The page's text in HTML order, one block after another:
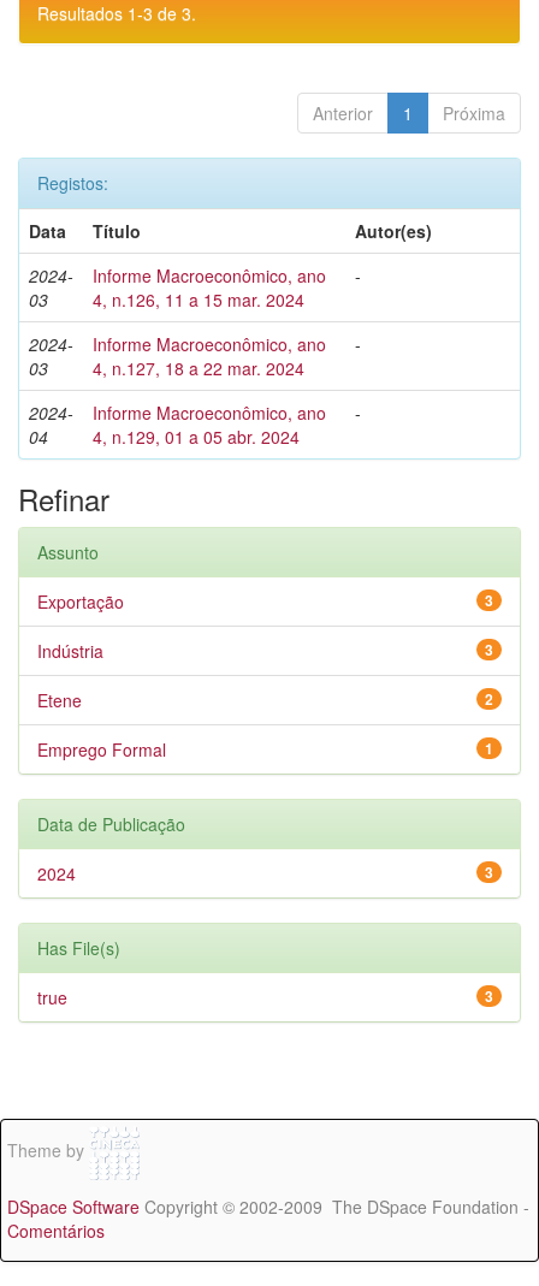
Resultados 1-3 de 3.
Anterior 1 Próxima
Registos:
Data
Título
Autor(es)
2024-
03
Informe Macroeconômico, ano
4, n.126, 11 a 15 mar. 2024
-
2024-
03
Informe Macroeconômico, ano
4, n.127, 18 a 22 mar. 2024
-
2024-
04
Informe Macroeconômico, ano
4, n.129, 01 a 05 abr. 2024
-
Refinar
Assunto
3
Exportação
3
Indústria
2
Etene
1
Emprego Formal
Data de Publicação
3
2024
Has File(s)
3
true
Theme by
DSpace Software Copyright © 2002-2009 The DSpace Foundation -
Comentários